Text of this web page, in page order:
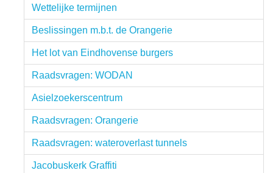
Wettelijke termijnen
Beslissingen m.b.t. de Orangerie
Het lot van Eindhovense burgers
Raadsvragen: WODAN
Asielzoekerscentrum
Raadsvragen: Orangerie
Raadsvragen: wateroverlast tunnels
Jacobuskerk Graffiti